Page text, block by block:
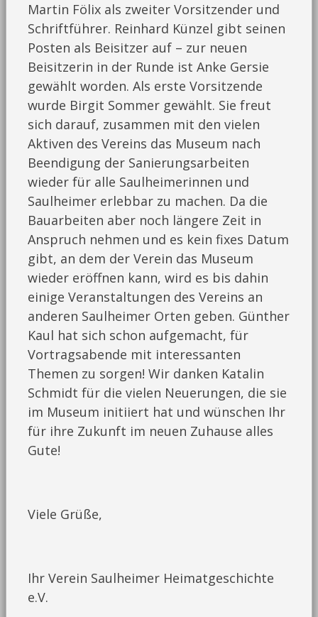
Martin Fölix als zweiter Vorsitzender und
Schriftführer. Reinhard Künzel gibt seinen
Posten als Beisitzer auf – zur neuen
Beisitzerin in der Runde ist Anke Gersie
gewählt worden. Als erste Vorsitzende
wurde Birgit Sommer gewählt. Sie freut
sich darauf, zusammen mit den vielen
Aktiven des Vereins das Museum nach
Beendigung der Sanierungsarbeiten
wieder für alle Saulheimerinnen und
Saulheimer erlebbar zu machen. Da die
Bauarbeiten aber noch längere Zeit in
Anspruch nehmen und es kein fixes Datum
gibt, an dem der Verein das Museum
wieder eröffnen kann, wird es bis dahin
einige Veranstaltungen des Vereins an
anderen Saulheimer Orten geben. Günther
Kaul hat sich schon aufgemacht, für
Vortragsabende mit interessanten
Themen zu sorgen! Wir danken Katalin
Schmidt für die vielen Neuerungen, die sie
im Museum initiiert hat und wünschen Ihr
für ihre Zukunft im neuen Zuhause alles
Gute!
Viele Grüße,
Ihr Verein Saulheimer Heimatgeschichte
e.V.